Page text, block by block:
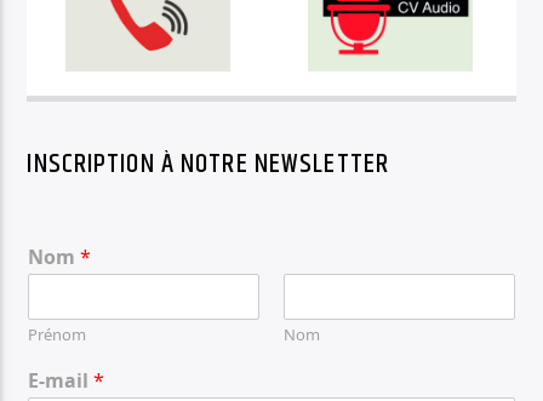
INSCRIPTION À NOTRE NEWSLETTER
Nom*
Prénom Nom
E-mail*